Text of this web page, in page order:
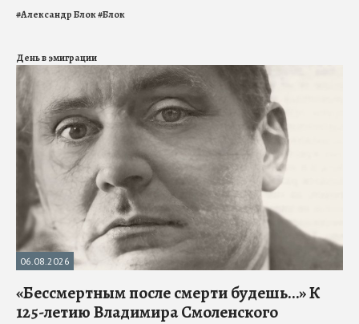
#Александр Блок#Блок
День в эмиграции
06.08.2026
«Бессмертным после смерти будешь…» К
125-летию Владимира Смоленского